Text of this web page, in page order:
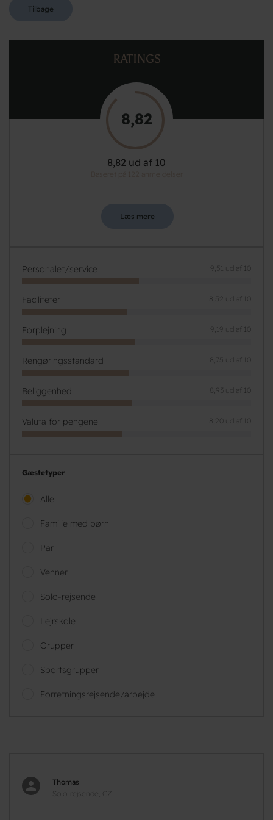
Tilbage
RATINGS
8,82
8,82 ud af 10
Baseret på 122 anmeldelser
Læs mere
Personalet/service 9,51 ud af 10
Faciliteter 8,52 ud af 10
Forplejning 9,19 ud af 10
Rengøringsstandard 8,75 ud af 10
Beliggenhed 8,93 ud af 10
Valuta for pengene 8,20 ud af 10
Gæstetyper
Alle
Familie med børn
Par
Venner
Solo-rejsende
Lejrskole
Grupper
Sportsgrupper
Forretningsrejsende/arbejde
Thomas
Solo-rejsende, CZ